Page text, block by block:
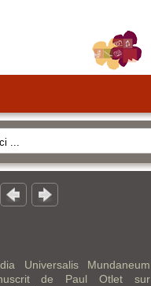
Universalis Mundaneum
de Paul Otlet sur